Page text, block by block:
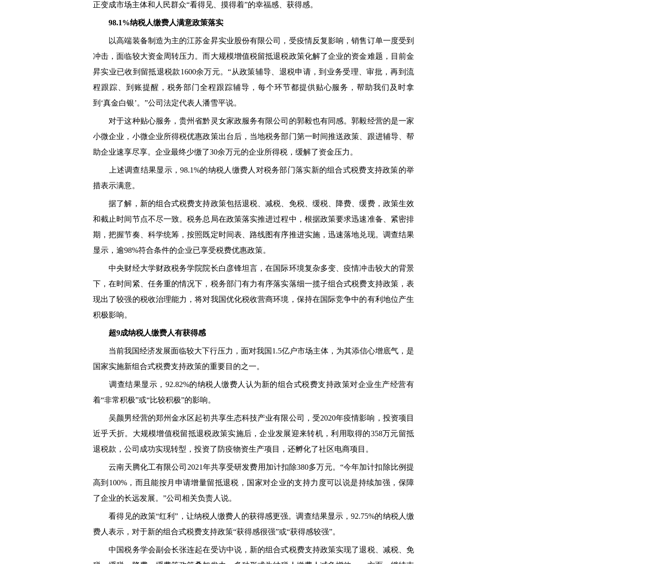
正变成市场主体和人民群众“看得见、摸得着”的幸福感、获得感。
98.1%纳税人缴费人满意政策落实
以高端装备制造为主的江苏金昇实业股份有限公司，受疫情反复影响，销售订单一度受到
冲击，面临较大资金周转压力。而大规模增值税留抵退税政策化解了企业的资金难题，目前金
昇实业已收到留抵退税款1600余万元。“从政策辅导、退税申请，到业务受理、审批，再到流
程跟踪、到账提醒，税务部门全程跟踪辅导，每个环节都提供贴心服务，帮助我们及时拿
到‘真金白银’。”公司法定代表人潘雪平说。
对于这种贴心服务，贵州省黔灵女家政服务有限公司的郭毅也有同感。郭毅经营的是一家
小微企业，小微企业所得税优惠政策出台后，当地税务部门第一时间推送政策、跟进辅导、帮
助企业速享尽享。企业最终少缴了30余万元的企业所得税，缓解了资金压力。
上述调查结果显示，98.1%的纳税人缴费人对税务部门落实新的组合式税费支持政策的举
措表示满意。
据了解，新的组合式税费支持政策包括退税、减税、免税、缓税、降费、缓费，政策生效
和截止时间节点不尽一致。税务总局在政策落实推进过程中，根据政策要求迅速准备、紧密排
期，把握节奏、科学统筹，按照既定时间表、路线图有序推进实施，迅速落地兑现。调查结果
显示，逾98%符合条件的企业已享受税费优惠政策。
中央财经大学财政税务学院院长白彦锋坦言，在国际环境复杂多变、疫情冲击较大的背景
下，在时间紧、任务重的情况下，税务部门有力有序落实落细一揽子组合式税费支持政策，表
现出了较强的税收治理能力，将对我国优化税收营商环境，保持在国际竞争中的有利地位产生
积极影响。
超9成纳税人缴费人有获得感
当前我国经济发展面临较大下行压力，面对我国1.5亿户市场主体，为其添信心增底气，是
国家实施新组合式税费支持政策的重要目的之一。
调查结果显示，92.82%的纳税人缴费人认为新的组合式税费支持政策对企业生产经营有
着“非常积极”或“比较积极”的影响。
吴颜男经营的郑州金水区起初共享生态科技产业有限公司，受2020年疫情影响，投资项目
近乎夭折。大规模增值税留抵退税政策实施后，企业发展迎来转机，利用取得的358万元留抵
退税款，公司成功实现转型，投资了防疫物资生产项目，还孵化了社区电商项目。
云南天腾化工有限公司2021年共享受研发费用加计扣除380多万元。“今年加计扣除比例提
高到100%，而且能按月申请增量留抵退税，国家对企业的支持力度可以说是持续加强，保障
了企业的长远发展。”公司相关负责人说。
看得见的政策“红利”，让纳税人缴费人的获得感更强。调查结果显示，92.75%的纳税人缴
费人表示，对于新的组合式税费支持政策“获得感很强”或“获得感较强”。
中国税务学会副会长张连起在受访中说，新的组合式税费支持政策实现了退税、减税、免